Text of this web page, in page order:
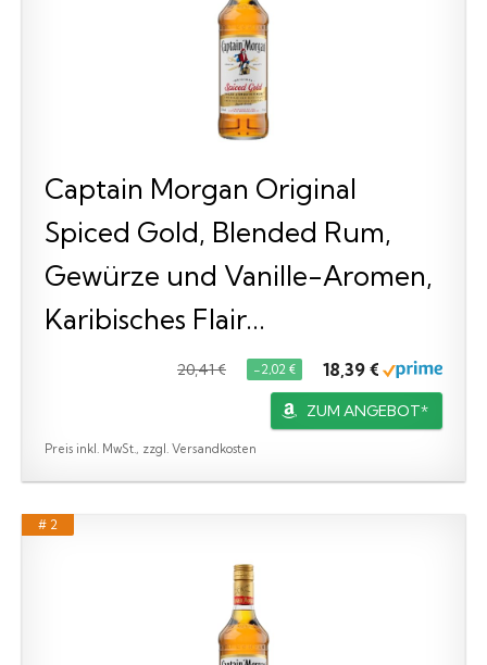
Captain Morgan Original
Spiced Gold, Blended Rum,
Gewürze und Vanille-Aromen,
Karibisches Flair...
20,41 € −2,02 € 18,39 €
ZUM ANGEBOT*
Preis inkl. MwSt., zzgl. Versandkosten
# 2